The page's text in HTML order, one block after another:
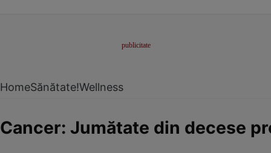
HomeSănătate!Wellness
Cancer: Jumătate din decese